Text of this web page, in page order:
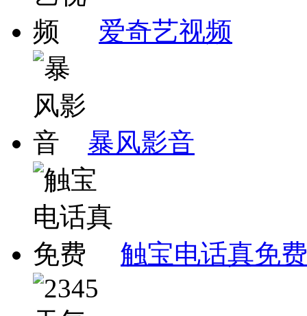
爱奇艺视频
暴风影音
触宝电话真免费